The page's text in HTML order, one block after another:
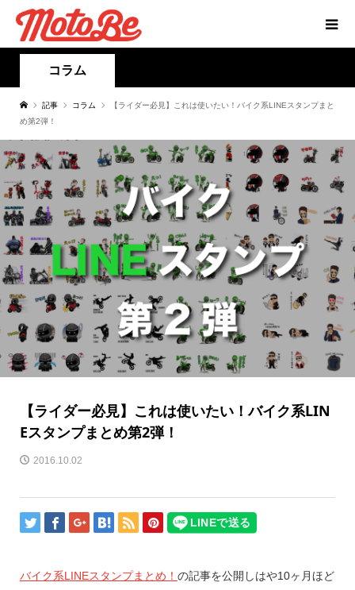
コラム
記事 コラム
【ライダー必見】これは使いたい！バイク系LINEスタンプまと
め第2弾！
【ライダー必見】これは使いたい！バイク系LIN
Eスタンプまとめ第2弾！
2016.10.02
バイク系LINEスタンプまとめ！ の記事を公開しはや10ヶ月ほど